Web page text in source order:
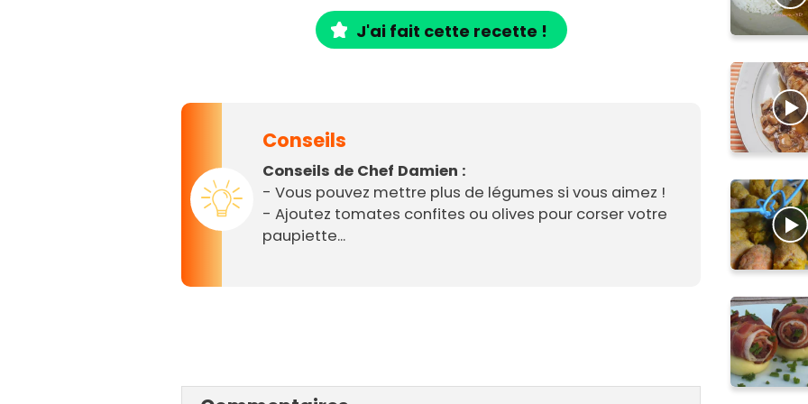
J'ai fait cette recette !
Conseils
Conseils de Chef Damien :
- Vous pouvez mettre plus de légumes si vous aimez !
- Ajoutez tomates confites ou olives pour corser votre
paupiette...